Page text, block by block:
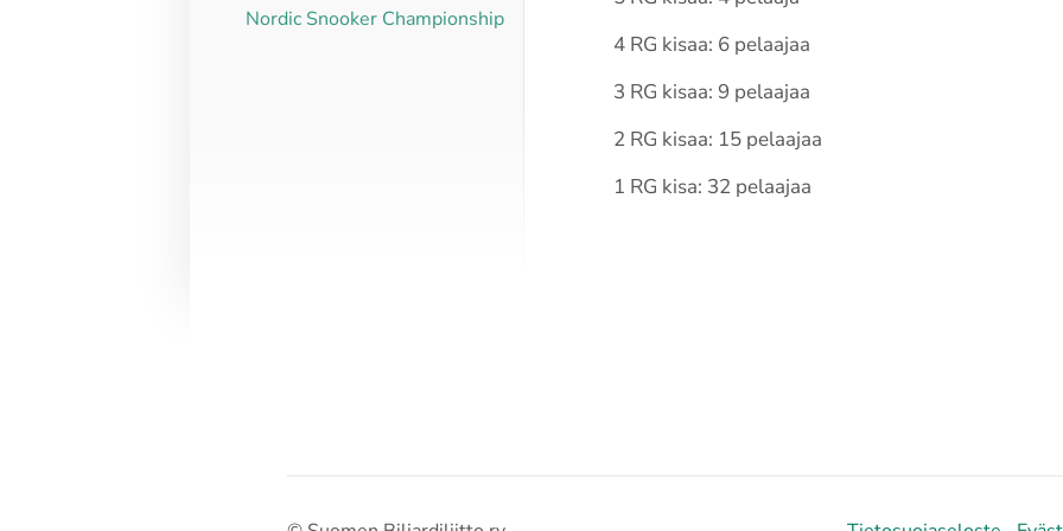
Nordic Snooker Championship
4 RG kisaa: 6 pelaajaa
3 RG kisaa: 9 pelaajaa
2 RG kisaa: 15 pelaajaa
1 RG kisa: 32 pelaajaa